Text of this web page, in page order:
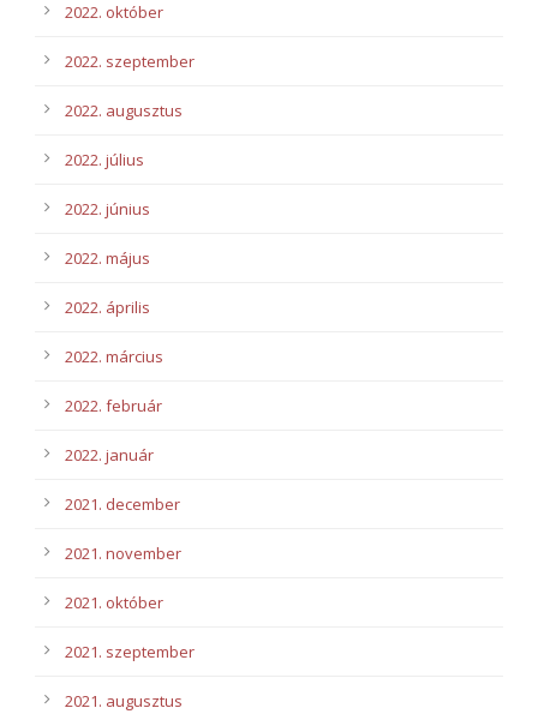
2022. október
2022. szeptember
2022. augusztus
2022. július
2022. június
2022. május
2022. április
2022. március
2022. február
2022. január
2021. december
2021. november
2021. október
2021. szeptember
2021. augusztus